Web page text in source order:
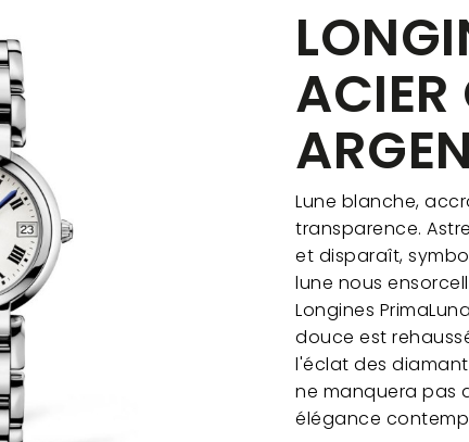
Lune blanche,
transparence.
et disparaît,
lune nous
Longines
douce est
l'éclat des
ne manquera pas
élégance